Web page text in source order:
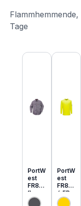
Tage
Produktgalerie
PortW
est
FR89
flamm
hemm
PortW
est
FR80
6 FR
MultiN